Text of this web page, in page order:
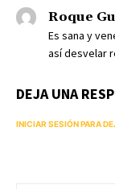
Roque
Es sana y
así desvelar
DEJA UNA
INICIAR SESIÓN PARA